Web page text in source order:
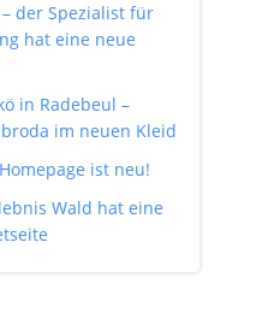
der Spezialist für
hat eine neue
in Radebeul –
im neuen Kleid
ist neu!
Wald hat eine